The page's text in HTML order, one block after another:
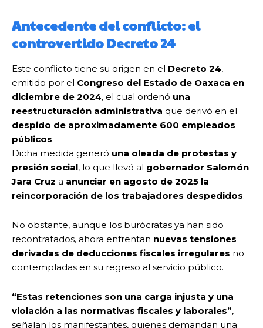
Antecedente del conflicto: el
controvertido Decreto 24
Este conflicto tiene su origen en el Decreto 24,
emitido por el Congreso del Estado de Oaxaca en
diciembre de 2024, el cual ordenó una
reestructuración administrativa que derivó en el
despido de aproximadamente 600 empleados
públicos.
Dicha medida generó una oleada de protestas y
presión social, lo que llevó al gobernador Salomón
Jara Cruz a anunciar en agosto de 2025 la
reincorporación de los trabajadores despedidos.
No obstante, aunque los burócratas ya han sido
recontratados, ahora enfrentan nuevas tensiones
derivadas de deducciones fiscales irregulares no
contempladas en su regreso al servicio público.
“Estas retenciones son una carga injusta y una
violación a las normativas fiscales y laborales”,
señalan los manifestantes, quienes demandan una